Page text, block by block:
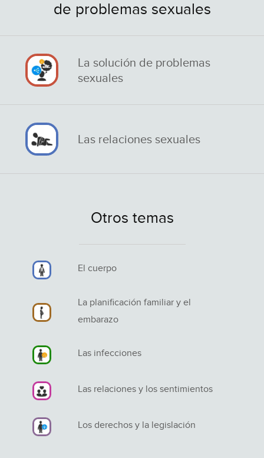
de problemas sexuales
La solución de problemas
sexuales
Las relaciones sexuales
Otros temas
El cuerpo
La planificación familiar y el
embarazo
Las infecciones
Las relaciones y los sentimientos
Los derechos y la legislación